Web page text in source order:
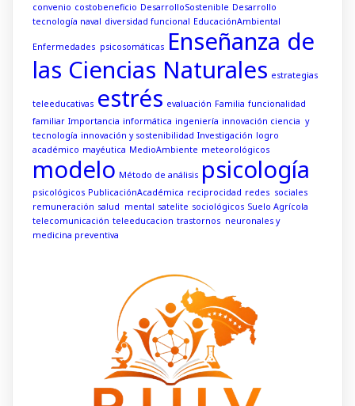
convenio costobeneficio DesarrolloSostenible Desarrollo
tecnología naval diversidad funcional EducaciónAmbiental
Enfermedades psicosomáticas Enseñanza de
las Ciencias Naturales estrategias
teleeducativas estrés evaluación Familia funcionalidad
familiar Importancia informática ingeniería innovación ciencia y
tecnología innovación y sostenibilidad Investigación logro
académico mayéutica MedioAmbiente meteorológicos
modelo Método de análisis psicología
psicológicos PublicaciónAcadémica reciprocidad redes sociales
remuneración salud mental satelite sociológicos Suelo Agrícola
telecomunicación teleeducacion trastornos neuronales y
medicina preventiva